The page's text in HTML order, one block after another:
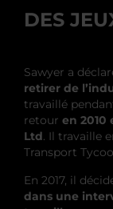
DES
Sawyer a
retirer de
travaillé
retour en 2010
Ltd. Il travaille
Transport
En 2017, il
dans une